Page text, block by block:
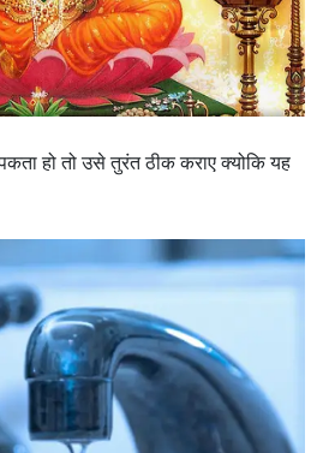
हो तो उसे तुरंत ठीक कराए क्योकि यह